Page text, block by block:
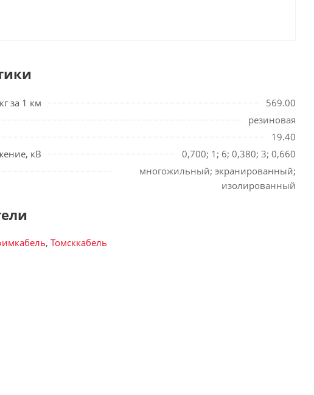
за 1 км
569.00
резиновая
19.40
кВ
0,700; 1; 6; 0,380; 3; 0,660
многожильный; экранированный;
изолированный
, Томсккабель